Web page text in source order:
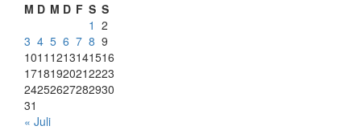
M D M D F S S
1 2
3 4 5 6 7 8 9
1011 1213141516
17181920212223
24252627282930
31
« Juli